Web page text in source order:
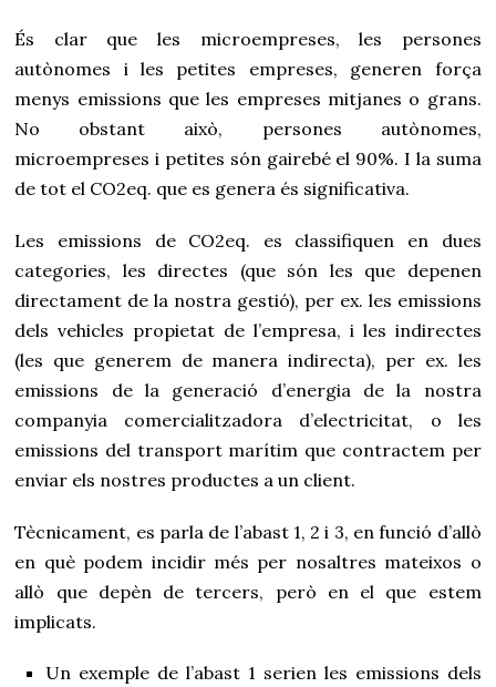
És clar que les microempreses, les persones
autònomes i les petites empreses, generen força
menys emissions que les empreses mitjanes o grans.
No obstant això, persones autònomes,
microempreses i petites són gairebé el 90%. I la suma
de tot el CO2eq. que es genera és significativa.
Les emissions de CO2eq. es classifiquen en dues
categories, les directes (que són les que depenen
directament de la nostra gestió), per ex. les emissions
dels vehicles propietat de l’empresa, i les indirectes
(les que generem de manera indirecta), per ex. les
emissions de la generació d’energia de la nostra
companyia comercialitzadora d’electricitat, o les
emissions del transport marítim que contractem per
enviar els nostres productes a un client.
Tècnicament, es parla de l’abast 1, 2 i 3, en funció d’allò
en què podem incidir més per nosaltres mateixos o
allò que depèn de tercers, però en el que estem
implicats.
Un exemple de l’abast 1 serien les emissions dels